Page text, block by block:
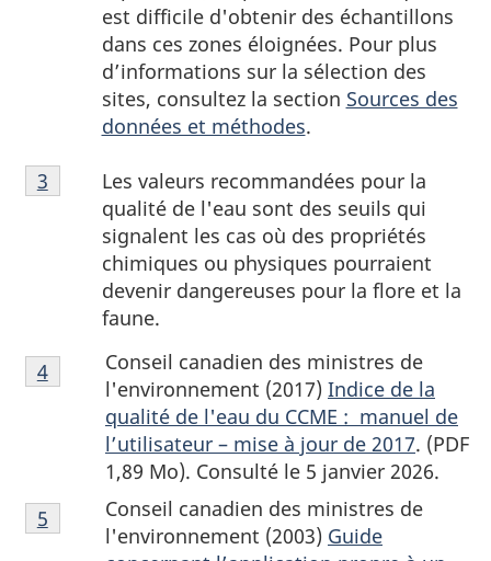
est difficile d'obtenir des échantillons
dans ces zones éloignées. Pour plus
d’informations sur la sélection des
sites, consultez la section Sources des
données et méthodes.
Notes
de
Les valeurs recommandées pour la
qualité de l'eau sont des seuils qui
signalent les cas où des propriétés
chimiques ou physiques pourraient
devenir dangereuses pour la flore et la
faune.
Retour à la référence de la note de bas de page
3
Notes
de
4
Conseil canadien des ministres de
l'environnement (2017) Indice de la
qualité de l'eau du CCME : manuel de
l’utilisateur – mise à jour de 2017. (PDF
1,89 Mo). Consulté le 5 janvier 2026.
Retour à la référence de la note de bas de page
4
Notes
de
Conseil canadien des ministres de
l'environnement (2003) Guide
Retour à la référence de la note de bas de page
5